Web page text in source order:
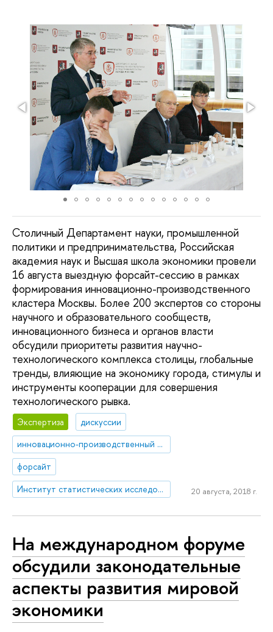
Столичный Департамент науки, промышленной
политики и предпринимательства, Российская
академия наук и Высшая школа экономики провели
16 августа выездную форсайт-сессию в рамках
формирования инновационно-производственного
кластера Москвы. Более 200 экспертов со стороны
научного и образовательного сообществ,
инновационного бизнеса и органов власти
обсудили приоритеты развития научно-
технологического комплекса столицы, глобальные
тренды, влияющие на экономику города, стимулы и
инструменты кооперации для совершения
технологического рывка.
Экспертиза
дискуссии
инновационно-производственный кластер Москвы
форсайт
Институт статистических исследований и экономики знаний
20 августа, 2018 г.
На международном форуме
обсудили законодательные
аспекты развития мировой
экономики